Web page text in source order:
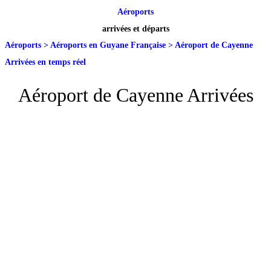
Aéroports
arrivées et départs
Aéroports > Aéroports en Guyane Française > Aéroport de Cayenne
Arrivées en temps réel
Aéroport de Cayenne Arrivées